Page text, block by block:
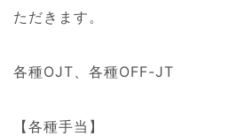
ただきます。
各種OJT、各種OFF-JT
【各種手当】